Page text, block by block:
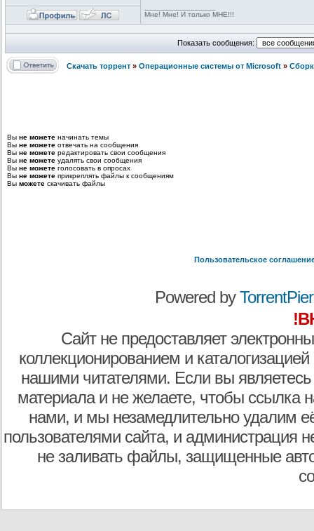
Мне! Мне! И только МНЕ!!!
Показать сообщения:
Скачать торрент » Операционные системы от Microsoft »
Вы не можете начинать темы
Вы не можете отвечать на сообщения
Вы не можете редактировать свои сообщения
Вы не можете удалять свои сообщения
Вы не можете голосовать в опросах
Вы не можете прикреплять файлы к сообщениям
Вы можете скачивать файлы
Пользовательское
Powered by
Сайт не предоставляет
коллекционированием и
нашими читателями. Если вы являетесь
материала и не желаете, чтобы ссылка
нами, и мы незамедлительно удалим
пользователями сайта, и администрация
не заливать файлы, защищенные